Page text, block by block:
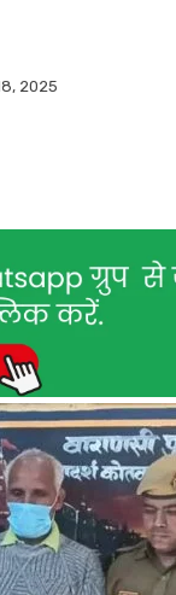
2025